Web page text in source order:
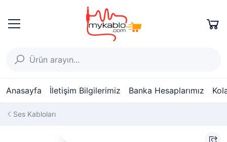
Anasayfa İletişim Bilgilerimiz Banka Hesaplarımız
Ses Kabloları